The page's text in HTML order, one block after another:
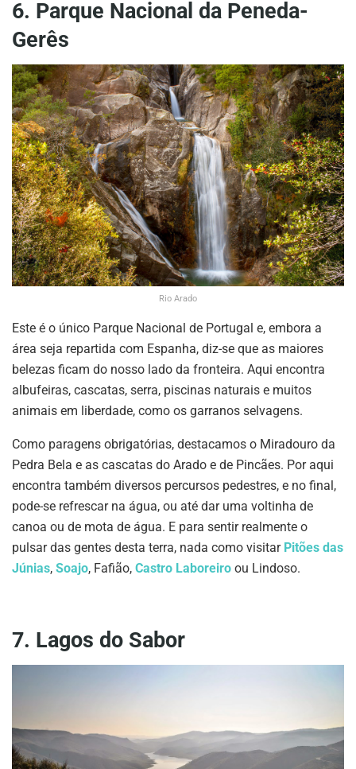
6. Parque Nacional da Peneda-
Gerês
Rio Arado
Este é o único Parque Nacional de Portugal e, embora a
área seja repartida com Espanha, diz-se que as maiores
belezas ficam do nosso lado da fronteira. Aqui encontra
albufeiras, cascatas, serra, piscinas naturais e muitos
animais em liberdade, como os garranos selvagens.
Como paragens obrigatórias, destacamos o Miradouro da
Pedra Bela e as cascatas do Arado e de Pincães. Por aqui
encontra também diversos percursos pedestres, e no final,
pode-se refrescar na água, ou até dar uma voltinha de
canoa ou de mota de água. E para sentir realmente o
pulsar das gentes desta terra, nada como visitar Pitões das
Júnias, Soajo, Fafião, Castro Laboreiro ou Lindoso.
7. Lagos do Sabor